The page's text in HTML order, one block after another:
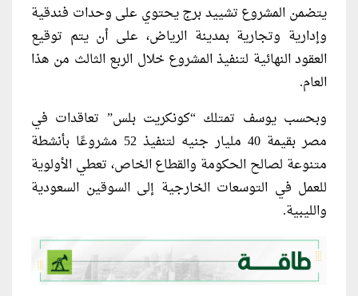
يتضمن المشروع تشييد برج يحتوي على وحدات فندقية
وإدارية وتجارية بمدينة الرياض، على أن يتم توقيع
العقود النهائية لتنفيذ المشروع خلال الربع الثالث من هذا
العام.
وبحسب يوسف تمتلك “كونكريت بلس” تعاقدات في
مصر بقيمة 40 مليار جنيه لتنفيذ 52 مشروعًا بأنشطة
متنوعة لصالح الحكومة والقطاع الخاص، تعطي الأولوية
للعمل في التوسعات الخارجية إلى السوقين السعودية
والليبية.